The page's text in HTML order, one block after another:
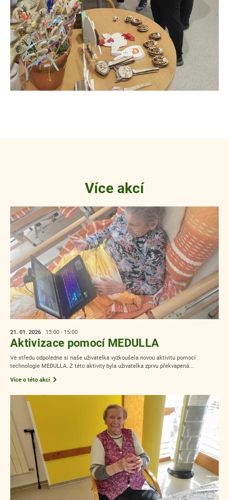
Více akcí
21. 01. 2026 13:00 - 15:00
Aktivizace pomocí MEDULLA
Ve středu odpoledne si naše uživatelka vyzkoušela novou aktivitu pomocí
technologie MEDULLA. Z této aktivity byla uživatelka zprvu překvapená...
Více o této akci